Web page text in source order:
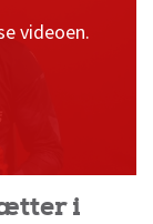
videoen.
i